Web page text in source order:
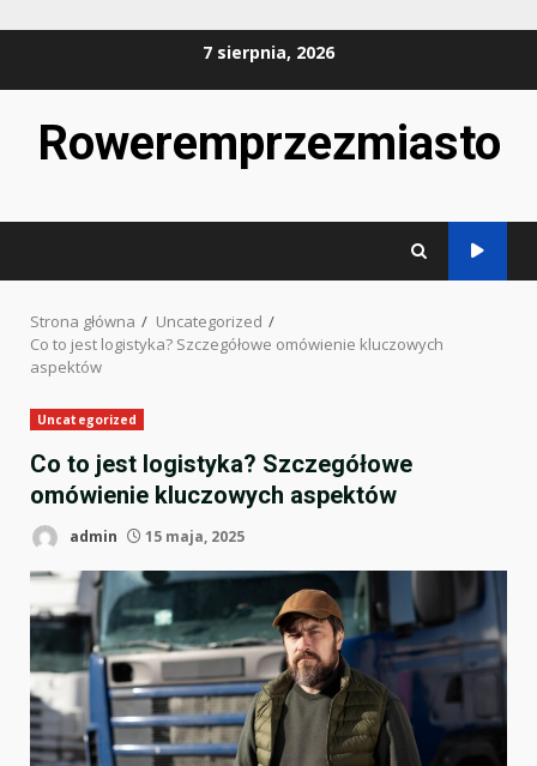
7 sierpnia, 2026
Roweremprzezmiasto
Strona główna
Uncategorized
Co to jest logistyka? Szczegółowe omówienie kluczowych
aspektów
Uncategorized
Co to jest logistyka? Szczegółowe
omówienie kluczowych aspektów
admin 15 maja, 2025